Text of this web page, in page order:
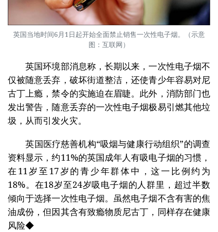
英国当地时间6月1日起开始全面禁止销售一次性电子烟。（示意
图：互联网）
英国环境部消息称，长期以来，一次性电子烟不
仅被随意丢弃，破坏街道整洁，还使青少年容易对尼
古丁上瘾，禁令的实施迫在眉睫。此外，消防部门也
发出警告，随意丢弃的一次性电子烟极易引燃其他垃
圾，从而引发火灾。
英国医疗慈善机构“吸烟与健康行动组织”的调查
资料显示，约11%的英国成年人有吸电子烟的习惯，
在11岁至17岁的青少年群体中，这一比例约为
18%。在18岁至24岁吸电子烟的人群里，超过半数
倾向于选择一次性电子烟。虽然电子烟不含有害的焦
油成份，但因其含有致瘾物质尼古丁，同样存在健康
风险◆